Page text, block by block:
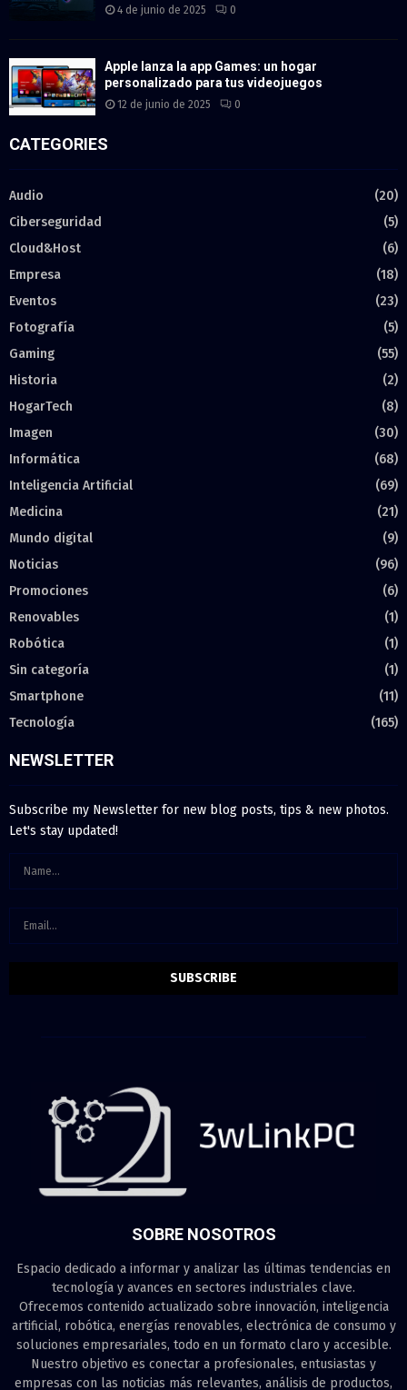
4 de junio de 2025 0
Apple lanza la app Games: un hogar
personalizado para tus videojuegos
12 de junio de 2025 0
CATEGORIES
Audio
(20)
Ciberseguridad
(5)
Cloud&Host
(6)
Empresa
(18)
Eventos
(23)
Fotografía
(5)
Gaming
(55)
Historia
(2)
HogarTech
(8)
Imagen
(30)
Informática
(68)
Inteligencia Artificial
(69)
Medicina
(21)
Mundo digital
(9)
Noticias
(96)
Promociones
(6)
Renovables
(1)
Robótica
(1)
Sin categoría
(1)
Smartphone
(11)
Tecnología
(165)
NEWSLETTER
Subscribe my Newsletter for new blog posts, tips & new photos.
Let's stay updated!
SOBRE NOSOTROS
Espacio dedicado a informar y analizar las últimas tendencias en
tecnología y avances en sectores industriales clave.
Ofrecemos contenido actualizado sobre innovación, inteligencia
artificial, robótica, energías renovables, electrónica de consumo y
soluciones empresariales, todo en un formato claro y accesible.
Nuestro objetivo es conectar a profesionales, entusiastas y
empresas con las noticias más relevantes, análisis de productos,